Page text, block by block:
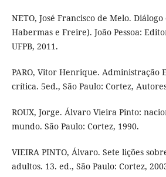
NETO, José Francisco de Melo.
Habermas e Freire). João Pessoa:
UFPB, 2011.
PARO, Vitor Henrique. Administração
crítica. 5ed., São Paulo: Cortez,
ROUX, Jorge. Álvaro Vieira Pinto:
mundo. São Paulo: Cortez, 1990.
VIEIRA PINTO, Álvaro. Sete lições
adultos. 13. ed., São Paulo: Cortez,